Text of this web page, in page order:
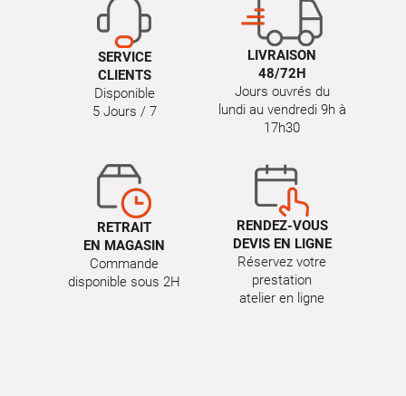
SERVICE
CLIENTS
Disponible
5 Jours / 7
LIVRAISON
48/72H
Jours ouvrés du
lundi au vendredi 9h à
17h30
RETRAIT
EN MAGASIN
Commande
disponible sous 2H
RENDEZ-VOUS
DEVIS EN LIGNE
Réservez votre
prestation
atelier en ligne